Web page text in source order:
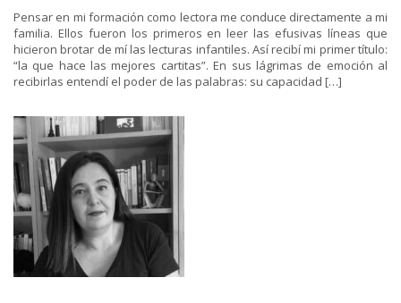
Pensar en mi formación como lectora me conduce directamente a mi
familia. Ellos fueron los primeros en leer las efusivas líneas que
hicieron brotar de mí las lecturas infantiles. Así recibí mi primer título:
“la que hace las mejores cartitas”. En sus lágrimas de emoción al
recibirlas entendí el poder de las palabras: su capacidad […]